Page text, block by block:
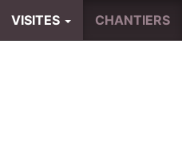
VISITES CHANTIERS